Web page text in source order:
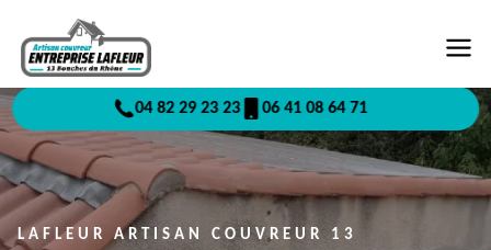
04 82 29 23 23 06 41 08 64 71
LAFLEUR ARTISAN COUVREUR 13